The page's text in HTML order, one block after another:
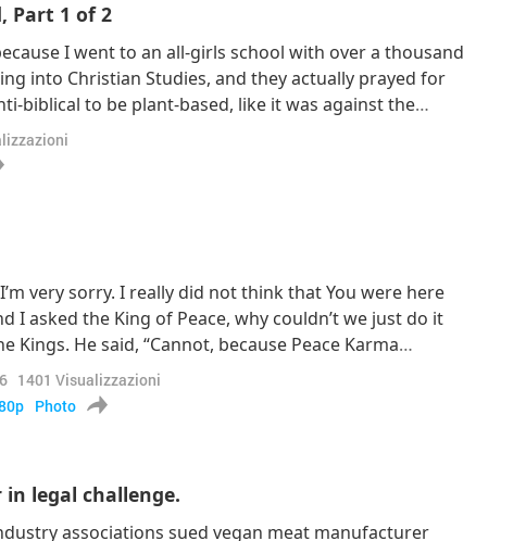
Part 1 of 2
I went to an all-girls school with over a thousand
into Christian Studies, and they actually prayed for
biblical to be plant-based, like it was against the
really challenging, and I think that’s where sport came
that actually you
very sorry. I really did not think that You were here
I asked the King of Peace, why couldn’t we just do it
He said, “Cannot, because Peace Karma
I felt so disappointed. […] Alright, let’s pray. I’ll talk
first King of thi
1401 Visualizzazioni
Photo
legal challenge.
associations sued vegan meat manufacturer